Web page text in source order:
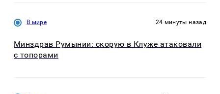
В мире 24 минуты назад
Минздрав Румынии: скорую в Клуже атаковали
с топорами